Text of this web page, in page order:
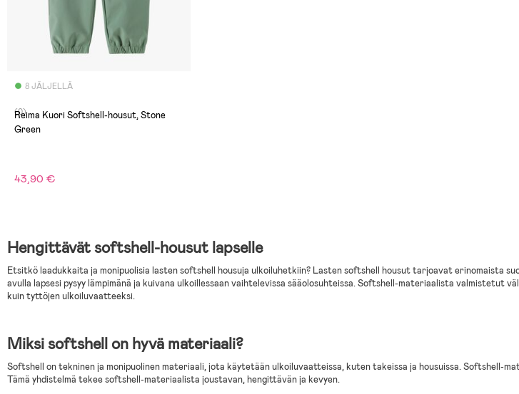
8 JÄLJELLÄ
(0)
Reima Kuori Softshell-housut, Stone
Green
43,90 €
Hengittävät softshell-housut lapselle
Etsitkö laadukkaita ja monipuolisia lasten softshell housuja ulkoiluhetkiin? Lasten softshell housut tarjoavat erinomaista
avulla lapsesi pysyy lämpimänä ja kuivana ulkoillessaan vaihtelevissa sääolosuhteissa. Softshell-materiaalista valmistetut
kuin tyttöjen ulkoiluvaatteeksi.
Miksi softshell on hyvä materiaali?
Softshell on tekninen ja monipuolinen materiaali, jota käytetään ulkoiluvaatteissa, kuten takeissa ja housuissa. Softshell-
Tämä yhdistelmä tekee softshell-materiaalista joustavan, hengittävän ja kevyen.